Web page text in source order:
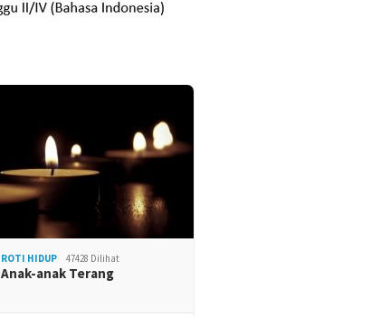
ROTI HIDUP 47428 Dilihat
Anak-anak Terang